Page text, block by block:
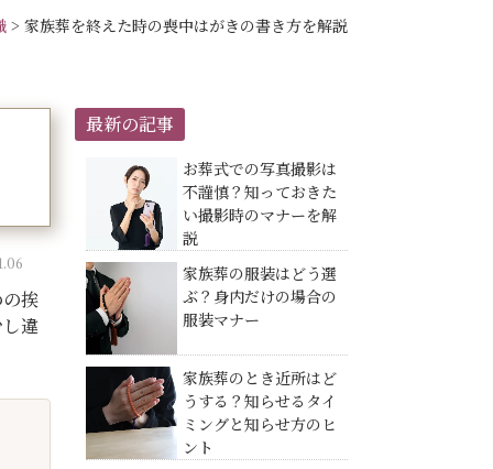
> 家族葬を終えた時の喪中はがきの書き方を解説
挨
違
最新の記事
お葬式での写真撮影は
不謹慎？知っておきた
い撮影時のマナーを解
説
家族葬の服装はどう選
ぶ？身内だけの場合の
服装マナー
家族葬のとき近所はど
うする？知らせるタイ
ミングと知らせ方のヒ
ント